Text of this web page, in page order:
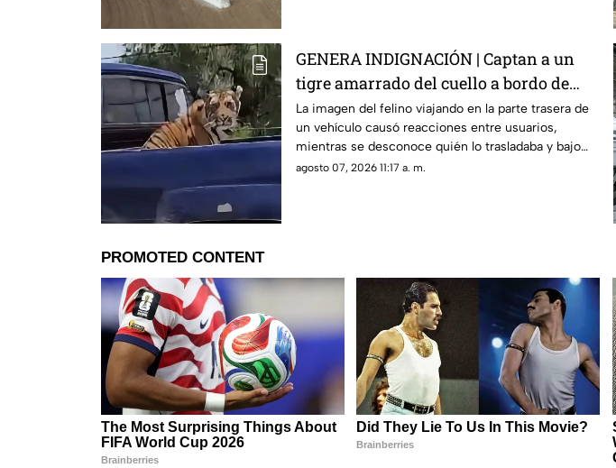
GENERA INDIGNACIÓN | Captan a un
tigre amarrado del cuello a bordo de
una camioneta
La imagen del felino viajando en la parte trasera de
un vehículo causó reacciones entre usuarios,
mientras se desconoce quién lo trasladaba y bajo
qué condiciones.
agosto 07, 2026 11:17 a. m.